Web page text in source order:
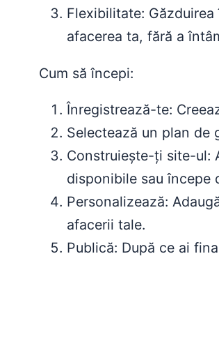
Flexibilitate:
afacerea ta, fără a
Cum să începi:
Înregistrează-te:
Selectează un plan de
Construiește-ți site-ul:
disponibile sau începe
Personalizează:
afacerii tale.
Publică: După ce ai